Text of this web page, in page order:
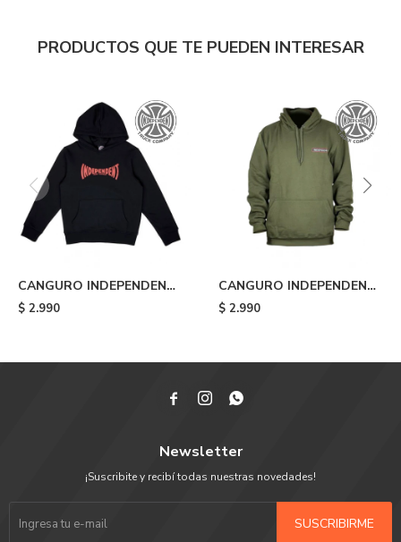
PRODUCTOS QUE TE PUEDEN INTERESAR
CANGURO INDEPENDENT
SPAN LOGO - Black
$ 2.990
CANGURO INDEPENDENT
ITC PROFILE HOOD -
$ 2.990
  
Newsletter
¡Suscribite y recibí todas nuestras novedades!
SUSCRIBIRME